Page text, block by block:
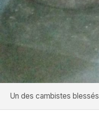
Un des cambistes blessés